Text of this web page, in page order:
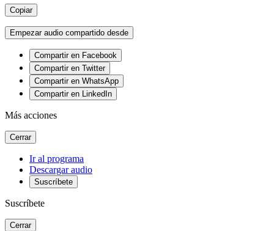
Copiar
Empezar audio compartido desde
Compartir en Facebook
Compartir en Twitter
Compartir en WhatsApp
Compartir en LinkedIn
Más acciones
Cerrar
Ir al programa
Descargar audio
Suscríbete
Suscríbete
Cerrar